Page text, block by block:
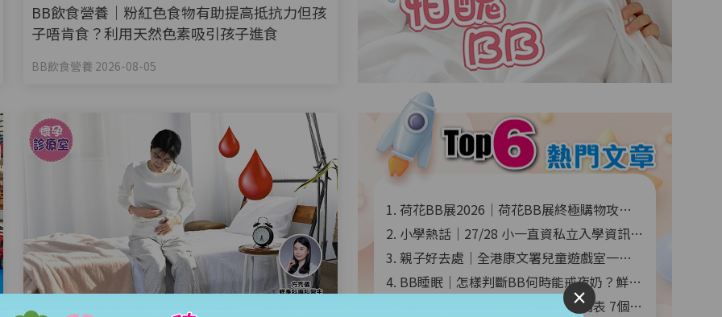
BB飲食營養｜粉紅色食物有助提高抵抗力但孩
子唔肯食？利用天然色素吸引孩子進食
BB飲食營養 2026-08-05
1. 荷花BB展2026｜荷花BB展終極購物攻略 免費禮物+高CP推介+常見QnA 入場前最後準備！
2. 小學熱話｜27/28 小一直資私立入學資訊一覽 開放日+申請時間+學費 (持續更新)
3. 親子好去處｜全港康文署兒童遊戲室一覽 地點+入場方法+開放時間
4. BB睡眠｜怎樣判斷BB何時能戒夜奶？鮮為人知的BB戒夜奶4步曲
5. 產前檢查｜一文睇清產前檢查時間表 7個產前必做檢查 項目+注意事項
×